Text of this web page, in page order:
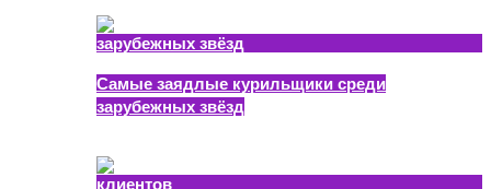
Самые заядлые курильщики среди
зарубежных звёзд